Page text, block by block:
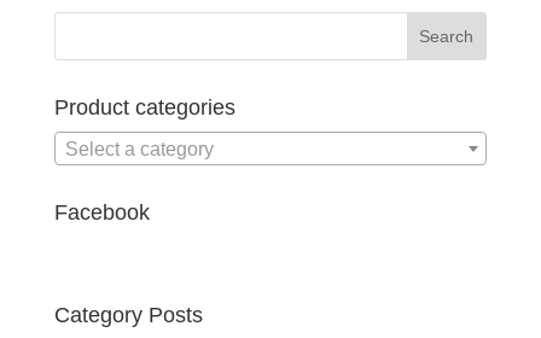
Product categories
Select a category
Facebook
Category Posts